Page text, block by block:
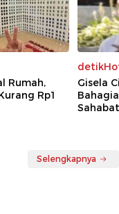
Rumah,
Rp1
Gisela
Selengkapnya